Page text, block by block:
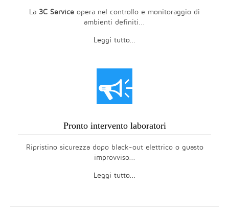
La 3C Service opera nel controllo e monitoraggio di
ambienti definiti...
Leggi tutto...
Y
Pronto intervento laboratori
Ripristino sicurezza dopo black-out elettrico o guasto
improvviso...
Leggi tutto...